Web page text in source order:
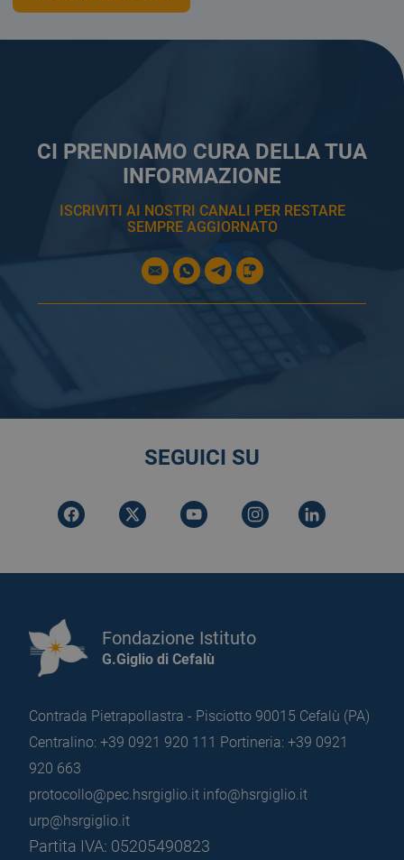
CI PRENDIAMO CURA DELLA TUA
INFORMAZIONE
ISCRIVITI AI NOSTRI CANALI PER RESTARE
SEMPRE AGGIORNATO
SEGUICI SU
Fondazione Istituto
G.Giglio di Cefalù
Contrada Pietrapollastra - Pisciotto 90015 Cefalù (PA)
Centralino: +39 0921 920 111 Portineria: +39 0921
920 663
protocollo@pec.hsrgiglio.it info@hsrgiglio.it
urp@hsrgiglio.it
Partita IVA: 05205490823